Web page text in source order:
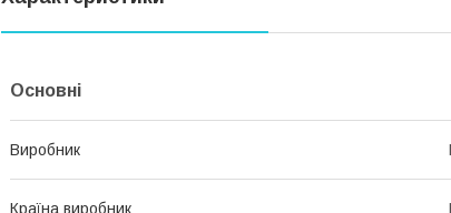
Основні
Виробник
Країна виробник